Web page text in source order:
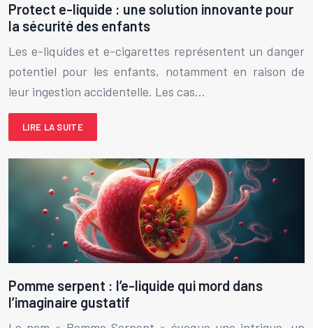
Protect e-liquide : une solution innovante pour
la sécurité des enfants
Les e-liquides et e-cigarettes représentent un danger
potentiel pour les enfants, notamment en raison de
leur ingestion accidentelle. Les cas…
LIRE LA SUITE
Pomme serpent : l’e-liquide qui mord dans
l’imaginaire gustatif